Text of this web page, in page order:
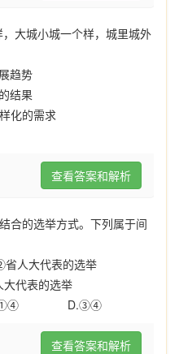
大城小城一个样，城里城外
趋势
结果
化的需求
查看答案和解析
合的选举方式。下列属于间
人大代表的选举
代表的选举
D.③④
查看答案和解析